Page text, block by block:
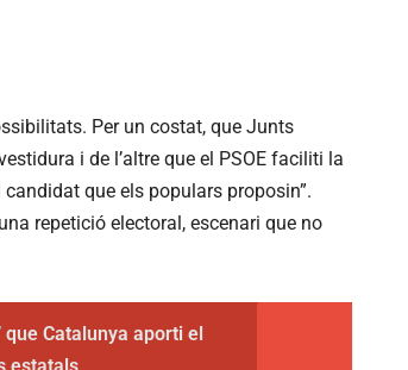
Per un costat, que Junts
i de l’altre que el PSOE faciliti la
que els populars proposin”.
repetició electoral, escenari que no
que Catalunya aporti el